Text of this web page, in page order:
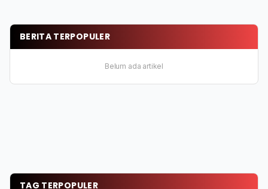
BERITA TERPOPULER
Belum ada artikel
TAG TERPOPULER